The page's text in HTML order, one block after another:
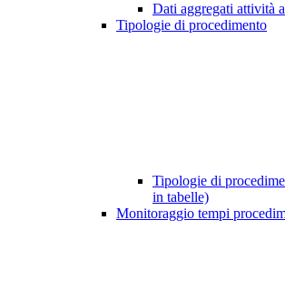
Dati aggregati attività
Tipologie di procedimento
Tipologie di
in tabelle)
Monitoraggio tempi